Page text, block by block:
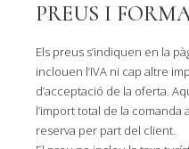
PREUS I
Els preus s’indiquen en la
inclouen l’IVA ni cap altre
d’acceptació de la oferta.
l’import total de la
reserva per part del client.